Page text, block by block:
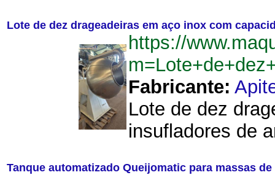
Lote de dez drageadeiras em aço inox com
https://
Fabricante:
Lote de dez
insufladores de
Tanque automatizado Queijomatic para massas